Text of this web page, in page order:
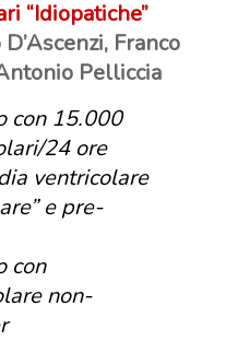
“Idiopatiche”
Franco
Pelliccia
con 15.000
24 ore
ventricolare
e pre-
con
non-